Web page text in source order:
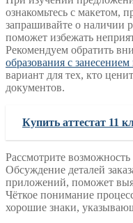
ознакомьтесь с макетом,
запрашивайте о наличии
поможет избежать
Рекомендуем обратить
образования с занесением
вариант для тех, кто
документов.
Купить аттестат 11
Рассмотрите
Обсуждение деталей
приложений, поможет
Чёткое понимание
хорошие знаки,